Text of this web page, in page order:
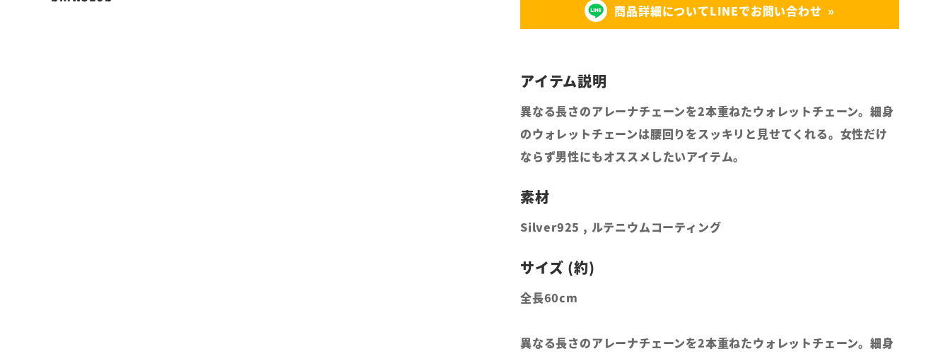
商品詳細についてLINEでお問い合わせ
異なる長さのアレーナチェーンを2本重ねたウォレットチェーン。細身
のウォレットチェーンは腰回りをスッキリと見せてくれる。女性だけ
ならず男性にもオススメしたいアイテム。
Silver925 , ルテニウムコーティング
全長60cm
異なる長さのアレーナチェーンを2本重ねたウォレットチェーン。細身